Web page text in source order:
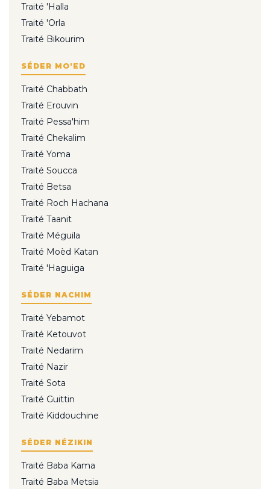
Traité 'Halla
Traité 'Orla
Traité Bikourim
SÉDER MO'ED
Traité Chabbath
Traité Erouvin
Traité Pessa'him
Traité Chekalim
Traité Yoma
Traité Soucca
Traité Betsa
Traité Roch Hachana
Traité Taanit
Traité Méguila
Traité Moèd Katan
Traité 'Haguiga
SÉDER NACHIM
Traité Yebamot
Traité Ketouvot
Traité Nedarim
Traité Nazir
Traité Sota
Traité Guittin
Traité Kiddouchine
SÉDER NÉZIKIN
Traité Baba Kama
Traité Baba Metsia